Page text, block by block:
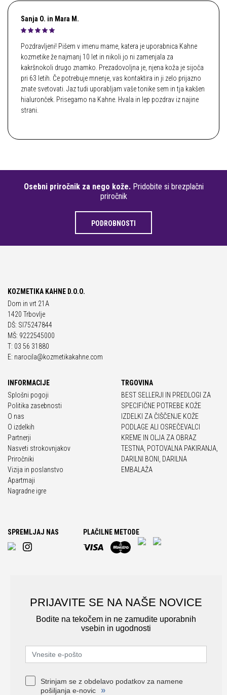
Sanja O. in Mara M.
Pozdravljeni! Pišem v imenu mame, katera je uporabnica Kahne
kozmetike že najmanj 10 let in nikoli jo ni zamenjala za
kakršnokoli drugo znamko. Prezadovoljna je, njena koža je sijoča
pri 63 letih. Če potrebuje mnenje, vas kontaktira in ji zelo prijazno
znate svetovati. Jaz tudi uporabljam vaše tonike sem in tja kakšen
hialuronček. Prisegamo na Kahne. Hvala in lep pozdrav iz najine
strani.
Osebni priročnik za nego kože. Pridobite si brezplačni
priročnik
PODROBNOSTI
KOZMETIKA KAHNE D.O.O.
Dom in vrt 21A
1420 Trbovlje
DŠ: SI75247844
MŠ: 9222545000
T: 03 56 31880
E: narocila@kozmetikakahne.com
INFORMACIJE
Splošni pogoji
Politika zasebnosti
O nas
O izdelkih
Partnerji
Nasveti strokovnjakov
Priročniki
Vizija in poslanstvo
Apartmaji
Nagradne igre
TRGOVINA
BEST SELLERJI IN PREDLOGI ZA
SPECIFIČNE POTREBE KOŽE
IZDELKI ZA ČIŠČENJE KOŽE
PODLAGE ALI OSREČEVALCI
KREME IN OLJA ZA OBRAZ
TESTNA, POTOVALNA PAKIRANJA,
DARILNI BONI, DARILNA
EMBALAŽA
SPREMLJAJ NAS PLAČILNE METODE
PRIJAVITE SE NA NAŠE NOVICE
Bodite na tekočem in ne zamudite uporabnih
vsebin in ugodnosti
Strinjam se z obdelavo podatkov za namene
pošiljanja e-novic
»